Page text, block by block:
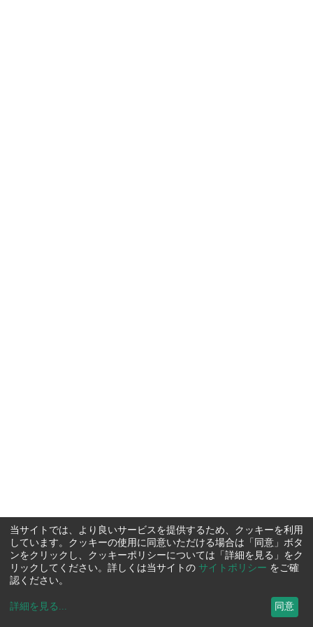
当サイトでは、より良いサービスを提供するため、クッキーを利用
しています。クッキーの使用に同意いただける場合は「同意」ボタ
ンをクリックし、クッキーポリシーについては「詳細を見る」をク
リックしてください。詳しくは当サイトの サイトポリシー をご確
認ください。
詳細を見る ... 同意